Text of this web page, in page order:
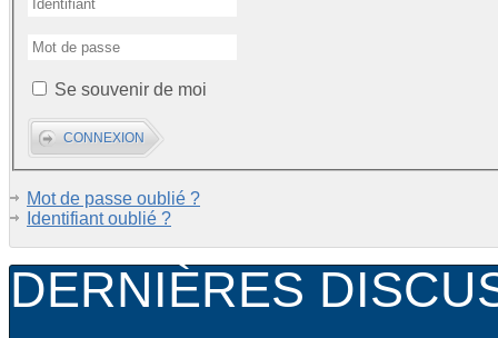
Se souvenir de moi
Mot de passe oublié ?
Identifiant oublié ?
DERNIÈRES